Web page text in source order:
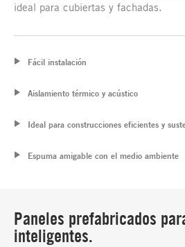
ideal para cubiertas y fachadas.
Fácil instalación
Aislamiento térmico y acústico
Ideal para construcciones eficientes y
Espuma amigable con el medio ambiente
Paneles prefabricados
inteligentes.